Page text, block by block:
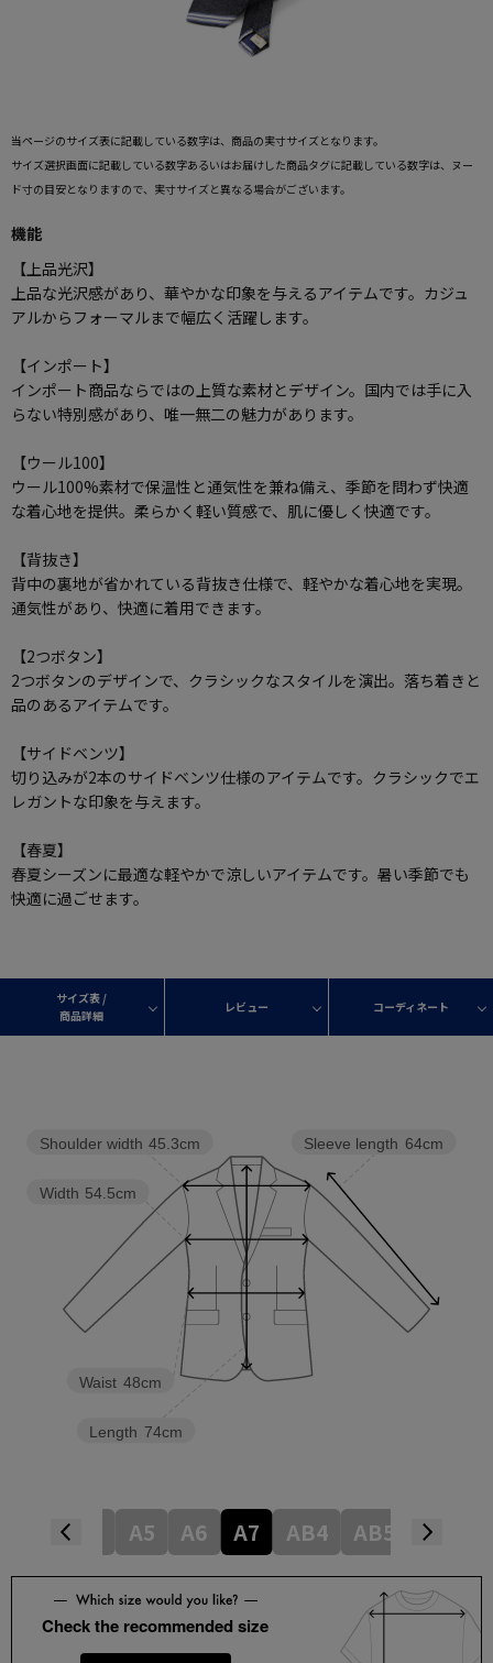
当ページのサイズ表に記載している数字は、商品の実寸サイズとなります。
サイズ選択画面に記載している数字あるいはお届けした商品タグに記載している数字は、ヌー
ド寸の目安となりますので、実寸サイズと異なる場合がございます。
機能
【上品光沢】
上品な光沢感があり、華やかな印象を与えるアイテムです。カジュ
アルからフォーマルまで幅広く活躍します。
【インポート】
インポート商品ならではの上質な素材とデザイン。国内では手に入
らない特別感があり、唯一無二の魅力があります。
【ウール100】
ウール100%素材で保温性と通気性を兼ね備え、季節を問わず快適
な着心地を提供。柔らかく軽い質感で、肌に優しく快適です。
【背抜き】
背中の裏地が省かれている背抜き仕様で、軽やかな着心地を実現。
通気性があり、快適に着用できます。
【2つボタン】
2つボタンのデザインで、クラシックなスタイルを演出。落ち着きと
品のあるアイテムです。
【サイドベンツ】
切り込みが2本のサイドベンツ仕様のアイテムです。クラシックでエ
レガントな印象を与えます。
【春夏】
春夏シーズンに最適な軽やかで涼しいアイテムです。暑い季節でも
快適に過ごせます。
サイズ表 /
商品詳細
レビュー コーディネート
Sleeve length 64cm
Length 74cm
Waist 48cm
Width 54.5cm
Shoulder width 45.3cm
A5 A6 A7 AB4 AB5 AB6
Check the recommended size